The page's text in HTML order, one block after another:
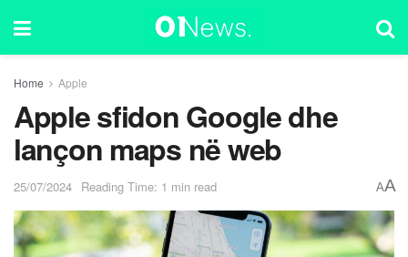
Home Apple
Apple sfidon Google dhe
lançon maps në web
25/07/2024 Reading Time: 1 min read AA